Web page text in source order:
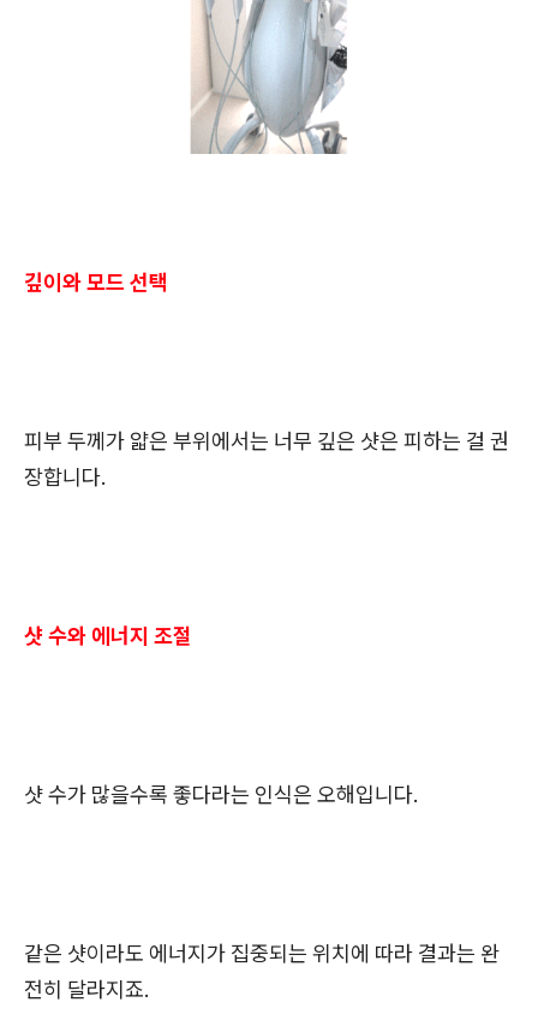
깊이와 모드 선택
피부 두께가 얇은 부위에서는 너무 깊은 샷은 피하는 걸 권
장합니다.
샷 수와 에너지 조절
샷 수가 많을수록 좋다라는 인식은 오해입니다.
같은 샷이라도 에너지가 집중되는 위치에 따라 결과는 완
전히 달라지죠.